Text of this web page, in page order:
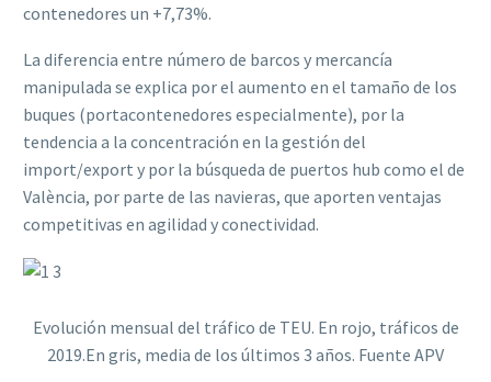
contenedores un +7,73%.
La diferencia entre número de barcos y mercancía
manipulada se explica por el aumento en el tamaño de los
buques (portacontenedores especialmente), por la
tendencia a la concentración en la gestión del
import/export y por la búsqueda de puertos hub como el de
València, por parte de las navieras, que aporten ventajas
competitivas en agilidad y conectividad.
Evolución mensual del tráfico de TEU. En rojo, tráficos de
2019.En gris, media de los últimos 3 años. Fuente APV